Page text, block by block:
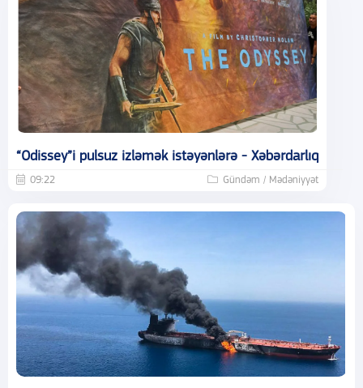
“Odissey”i pulsuz izləmək istəyənlərə - Xəbərdarlıq
09:22 Gündəm / Mədəniyyət